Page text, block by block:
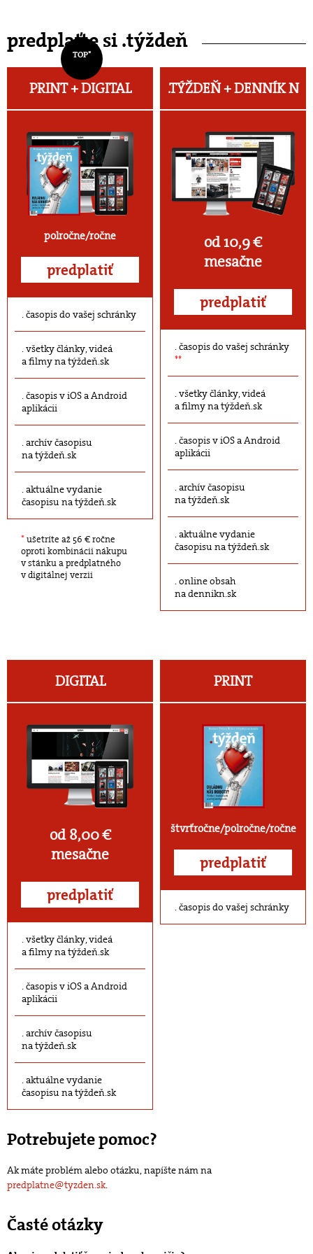
predplaťte si .týždeň
TOP*
PRINT + DIGITAL
polročne/ročne
predplatiť
časopis do vašej schránky
všetky články, videá
a filmy na týždeň.sk
časopis v iOS a Android
aplikácii
archív časopisu
na týždeň.sk
aktuálne vydanie
časopisu na týždeň.sk
* ušetríte až 56 € ročne
oproti kombinácii nákupu
v stánku a predplatného
v digitálnej verzii
.TÝŽDEŇ +DENNÍK N
od 10,9 €
mesačne
predplatiť
časopis do vašej schránky
**
všetky články, videá
a filmy na týždeň.sk
časopis v iOS a Android
aplikácii
archív časopisu
na týždeň.sk
aktuálne vydanie
časopisu na týždeň.sk
online obsah
na dennikn.sk
DIGITAL
od 8,00 €
mesačne
predplatiť
všetky články, videá
a filmy na týždeň.sk
časopis v iOS a Android
aplikácii
archív časopisu
na týždeň.sk
aktuálne vydanie
časopisu na týždeň.sk
PRINT
štvrťročne/polročne/ročne
predplatiť
časopis do vašej schránky
Potrebujete pomoc?
Ak máte problém alebo otázku, napíšte nám na
predplatne@tyzden.sk.
Časté otázky